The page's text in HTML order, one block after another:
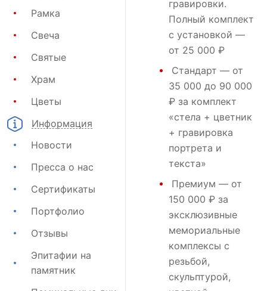
Рамка
Свеча
Святые
Храм
Цветы
Информация
Новости
Пресса о нас
Сертификаты
Портфолио
Отзывы
Эпитафии на
памятник
гравировки.
Полный комплект
с установкой —
от 25 000 ₽
Стандарт — от
35 000 до 90 000
₽ за комплект
«стела + цветник
+ гравировка
портрета и
текста»
Премиум — от
150 000 ₽ за
эксклюзивные
мемориальные
комплексы с
резьбой,
скульптурой,